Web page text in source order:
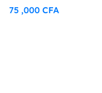
75 ,000 CFA